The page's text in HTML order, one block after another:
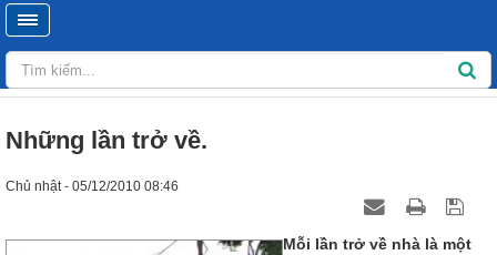
Những lần trở về.
Chủ nhật - 05/12/2010 08:46
Mỗi lần trở về nhà là một